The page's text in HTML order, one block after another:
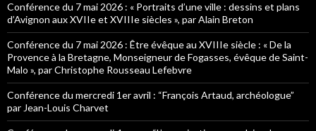
:
Conférence du 7 mai 2026 : « Portraits d’une ville : dessins et plans
d’Avignon aux XVIIe et XVIIIe siècles », par Alain Breton
Conférence du 7 mai 2026 : Être évêque au XVIIIe siècle : « De la
Provence à la Bretagne, Monseigneur de Fogasses, évêque de Saint-
Malo », par Christophe Rousseau Lefebvre
Conférence du mercredi 1er avril : “François Artaud, archéologue”
par Jean-Louis Charvet